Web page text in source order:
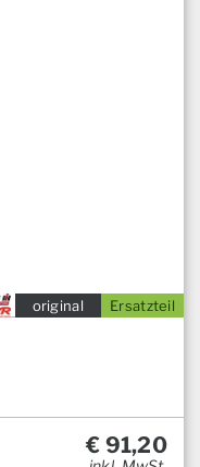
Ersatzteil
original
€ 91,20